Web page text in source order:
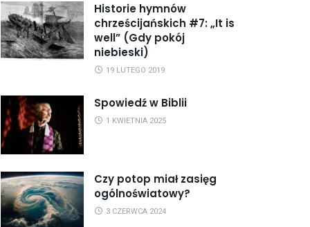
Historie hymnów
chrześcijańskich #7: „It is
well” (Gdy pokój
niebieski)
19 LUTEGO 2019
Spowiedź w Biblii
1 KWIETNIA 2025
Czy potop miał zasięg
ogólnoświatowy?
3 CZERWCA 2024